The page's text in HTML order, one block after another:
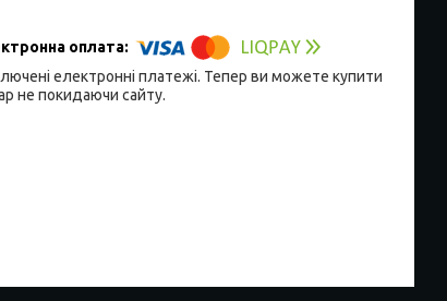
електронні платежі. Тепер ви можете купити
не покидаючи сайту.